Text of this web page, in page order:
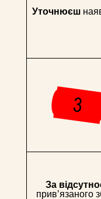
Уточнюєш
За
привʼязаного